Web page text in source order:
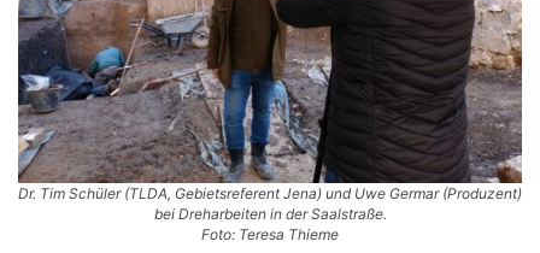
Dr. Tim Schüler (TLDA, Gebietsreferent Jena) und Uwe Germar (Produzent)
bei Dreharbeiten in der Saalstraße.
Foto: Teresa Thieme